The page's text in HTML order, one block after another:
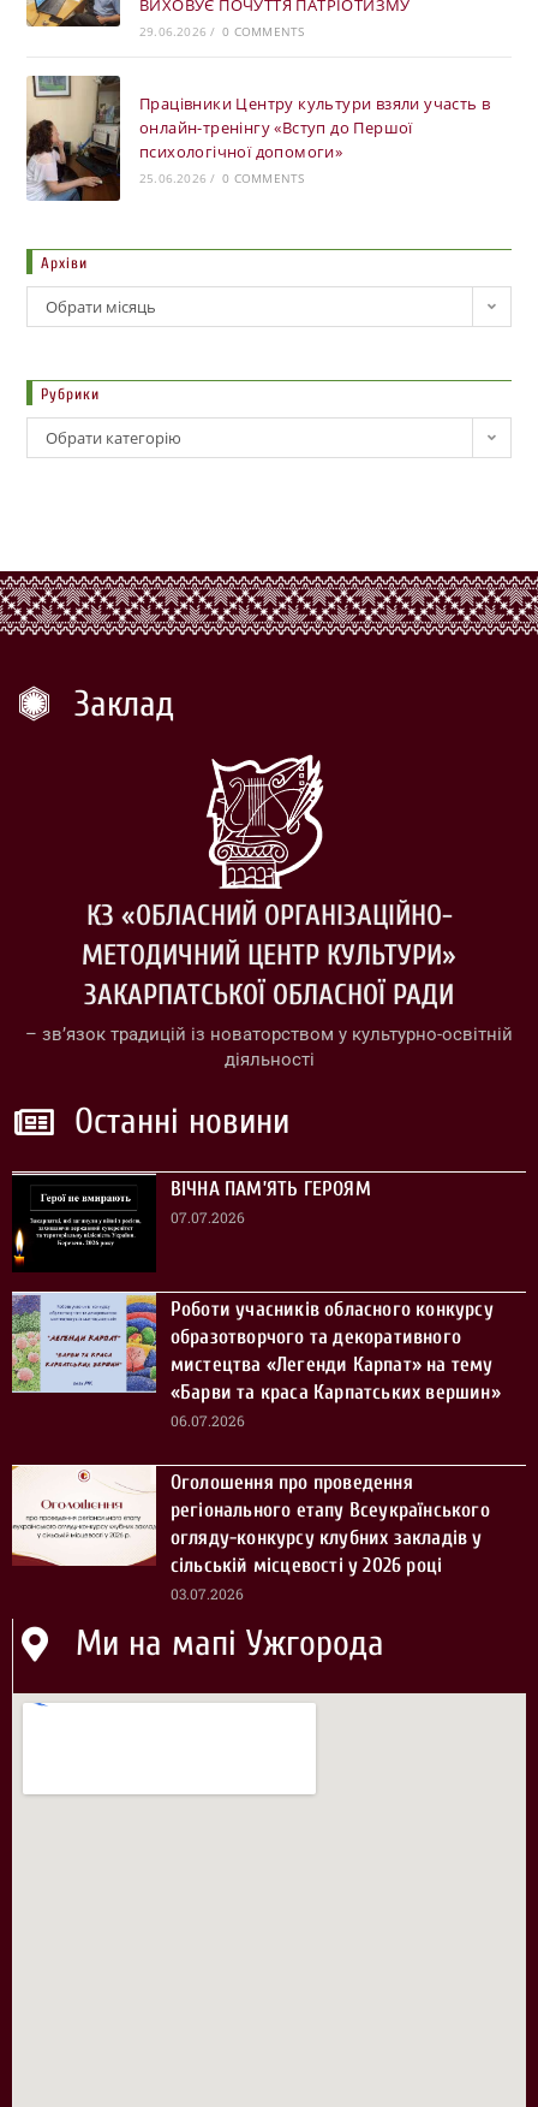
ВИХОВУЄ ПОЧУТТЯ ПАТРІОТИЗМУ
29.06.2026 / 0 COMMENTS
Працівники Центру культури взяли участь в
онлайн-тренінгу «Вступ до Першої
психологічної допомоги»
25.06.2026 / 0 COMMENTS
Архіви
Обрати місяць
Рубрики
Обрати категорію
Заклад
КЗ «ОБЛАСНИЙ ОРГАНІЗАЦІЙНО-
МЕТОДИЧНИЙ ЦЕНТР КУЛЬТУРИ»
ЗАКАРПАТСЬКОЇ ОБЛАСНОЇ РАДИ
– зв’язок традицій із новаторством у культурно-освітній
діяльності
Останні новини
ВІЧНА ПАМ’ЯТЬ ГЕРОЯМ
07.07.2026
Роботи учасників обласного конкурсу
образотворчого та декоративного
мистецтва «Легенди Карпат» на тему
«Барви та краса Карпатських вершин»
06.07.2026
Оголошення про проведення
регіонального етапу Всеукраїнського
огляду-конкурсу клубних закладів у
сільській місцевості у 2026 році
03.07.2026
Ми на мапі Ужгорода